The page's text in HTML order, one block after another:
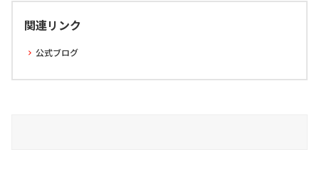
関連リンク
公式ブログ